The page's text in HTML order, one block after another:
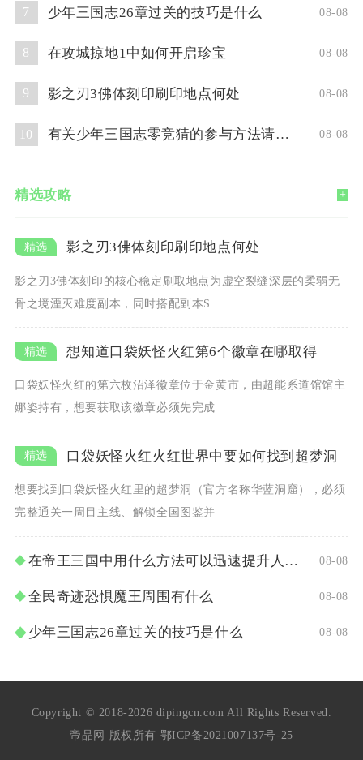
7 少年三国志26章过关的技巧是什么 08-08
8 在攻城掠地1中如何开启珍宝 08-08
9 影之刃3佛体刻印刷印地点何处 08-08
10 有关少年三国志零竞猜的参与方法请问你了解吗 08-08
精选攻略 +
影之刃3佛体刻印刷印地点何处
影之刃3佛体刻印的核心稳定刷取地点为虚空裂缝深层的柔弱无
骨之境湮灭难度副本，同时搭配副本S
想知道口袋妖怪火红第6个徽章在哪取得
口袋妖怪火红的第六枚沼泽徽章位于金黄市，由超能系道馆馆主
娜姿持有，想要获取该徽章必须先完成
口袋妖怪火红火红世界中要如何找到超梦洞
想要找到口袋妖怪火红里的超梦洞（官方名称华蓝洞窟），必须
完整通关一周目主线、解锁全国图鉴并
在帝王三国中用什么方法可以迅速提升人物等级 08-08
全民奇迹恐惧魔王周围有什么 08-08
少年三国志26章过关的技巧是什么 08-08
Copyright © 2018-2026 dipingcn.com All Rights Reserved.
帝品网 版权所有 鄂ICP备2021007137号-25